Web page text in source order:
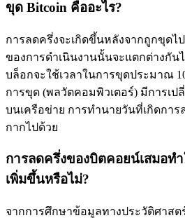
Deposit CASHCAT & Win
Share 500000 CASHCAT prize
Register & Trade to Win 500,000
ขุด Bitcoin คืออะไร?
การลดครึ่งจะเกิดขึ้นหลังจากถูกขุดไป
ของการดำเนินงานนั้นจะแตกต่างกัน
บล็อกจะใช้เวลาในการขุดประมาณ
การขุด (พลวัตคอมพิวเตอร์) มีการเ
บนเครือข่าย การทำนายวันที่เกิดกา
กากไปด้วย
การลดครึ่งของบิตคอยน์เสมอท
เพิ่มขึ้นหรือไม่?
จากการศึกษาข้อมูลทางประวัติศาสต